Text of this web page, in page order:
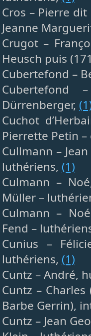
Cros – Pierre
Jeanne
Crugot –
Heusch puis
Cubertefond –
Cubertefond
Dürrenberger,
Cuchot
Pierrette Petin
Cullmann –
luthériens, (1)
Culmann –
Müller –
Culmann –
Fend –
Cunius –
luthériens, (1)
Cuntz – André,
Cuntz –
Barbe Gerrin),
Cuntz – Jean